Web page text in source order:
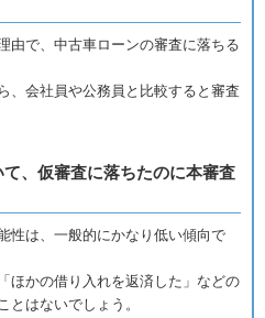
由で、中古車ローンの審査に落ちる
、会社員や公務員と比較すると審査
、仮審査に落ちたのに本審査
性は、一般的にかなり低い傾向で
ほかの借り入れを返済した」などの
とはないでしょう。